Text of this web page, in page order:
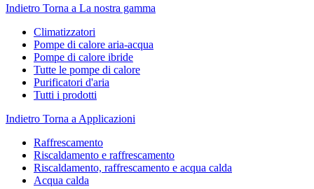
Indietro Torna a La nostra gamma
Climatizzatori
Pompe di calore aria-acqua
Pompe di calore ibride
Tutte le pompe di calore
Purificatori d'aria
Tutti i prodotti
Indietro Torna a Applicazioni
Raffrescamento
Riscaldamento e raffrescamento
Riscaldamento, raffrescamento e acqua calda
Acqua calda